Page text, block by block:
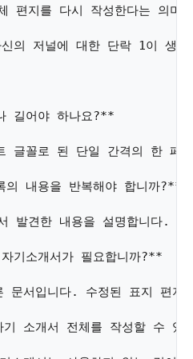
편지를 다시 작성한다는 의
신의 저널에 대한 단락 1이 생
길어야 하나요?**
글꼴로 된 단일 간격의 한 페
의 내용을 반복해야 합니까?**
발견한 내용을 설명합니다.
기소개서가 필요합니까?**
문서입니다. 수정된 표지 편
소개서 전체를 작성할 수 있